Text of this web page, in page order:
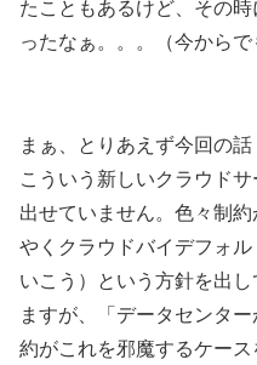
たこともあるけど、その
ったなぁ。。。（今からで
まぁ、とりあえず今回の話
こういう新しいクラウド
出せていません。色々制
やくクラウドバイデフォ
いこう）という方針を出
ますが、「データセンタ
約がこれを邪魔するケース